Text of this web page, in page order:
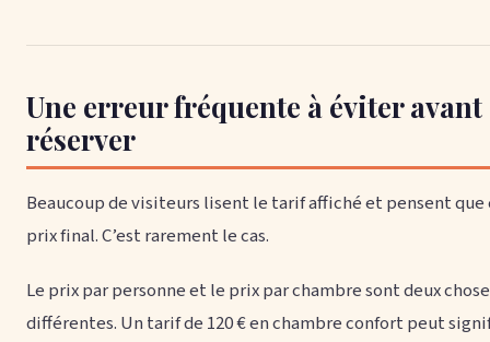
Une erreur fréquente à éviter avant
réserver
Beaucoup de visiteurs lisent le tarif affiché et pensent que
prix final. C’est rarement le cas.
Le prix par personne et le prix par chambre sont deux
différentes. Un tarif de 120 € en chambre confort peut